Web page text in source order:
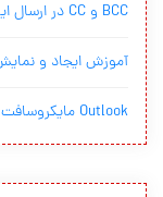
BCC و CC در ارسال ایمیل چیست؟...
آموزش ایجاد و
Outlook مایکروسافت با Drive گوگل سازگ...